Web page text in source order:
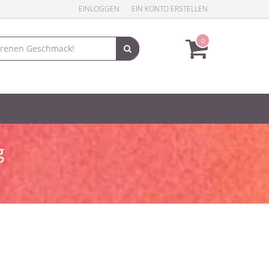
EINLOGGEN EIN KONTO ERSTELLEN
0